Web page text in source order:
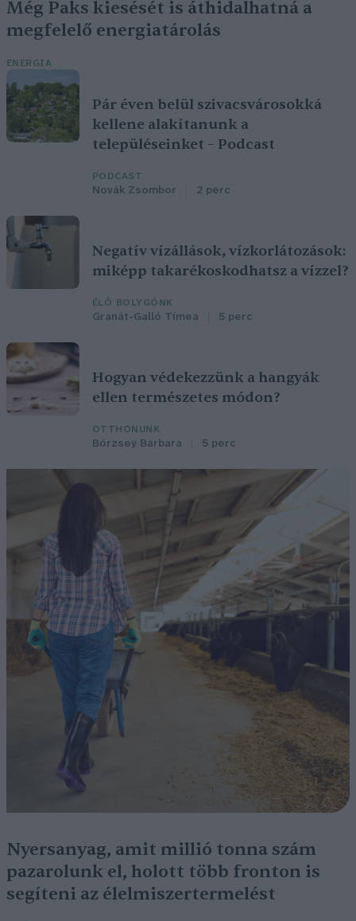
Még Paks kiesését is áthidalhatná a
megfelelő energiatárolás
ENERGIA
Pár éven belül szivacsvárosokká
kellene alakítanunk a
településeinket – Podcast
PODCAST
Novák Zsombor 2 perc
Negatív vízállások, vízkorlátozások:
miképp takarékoskodhatsz a vízzel?
ÉLŐ BOLYGÓNK
Granát-Galló Tímea 5 perc
Hogyan védekezzünk a hangyák
ellen természetes módon?
OTTHONUNK
Börzsey Barbara 5 perc
Nyersanyag, amit millió tonna szám
pazarolunk el, holott több fronton is
segíteni az élelmiszertermelést